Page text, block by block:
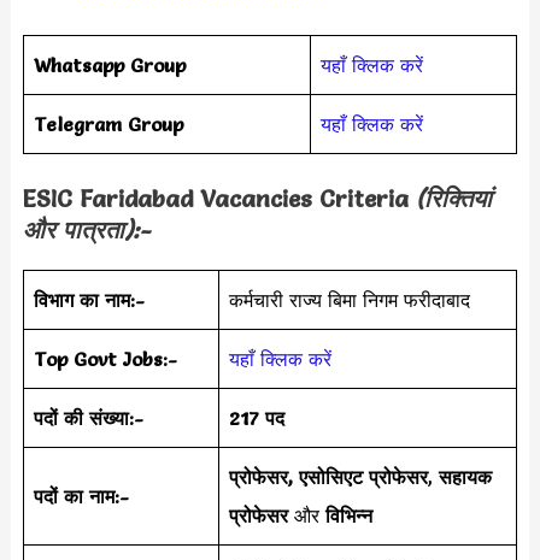
Whatsapp Group यहाँ क्लिक करें
Telegram Group यहाँ क्लिक करें
ESIC Faridabad Vacancies Criteria (रिक्तियां
और पात्रता):-
विभाग का नाम:- कर्मचारी राज्य बिमा निगम फरीदाबाद
Top Govt Jobs:- यहाँ क्लिक करें
पदों की संख्या:- 217 पद
पदों का नाम:-
प्रोफेसर, एसोसिएट प्रोफेसर,सहायक
प्रोफेसरऔरविभिन्न